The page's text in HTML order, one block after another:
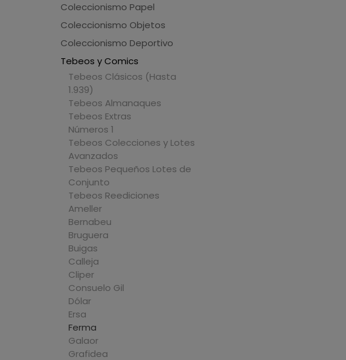
Coleccionismo Papel
Coleccionismo Objetos
Coleccionismo Deportivo
Tebeos y Comics
Tebeos Clásicos (Hasta
1.939)
Tebeos Almanaques
Tebeos Extras
Números 1
Tebeos Colecciones y Lotes
Avanzados
Tebeos Pequeños Lotes de
Conjunto
Tebeos Reediciones
Ameller
Bernabeu
Bruguera
Buigas
Calleja
Cliper
Consuelo Gil
Dólar
Ersa
Ferma
Galaor
Grafidea